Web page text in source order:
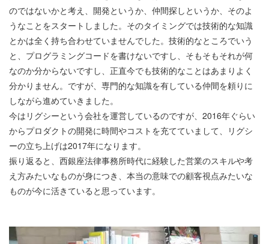
のではないかと考え、開発というか、仲間探しというか、そのよ
うなことをスタートしました。そのタイミングでは技術的な知識
とかは全く持ち合わせていませんでした。技術的なところでいう
と、プログラミングコードを書けないですし、そもそもそれが何
なのか分からないですし、正直今でも技術的なことはあまりよく
分かりません。ですが、専門的な知識を有している仲間を頼りに
しながら進めていきました。
今はリグシーという会社を運営しているのですが、2016年ぐらい
からプロダクトの開発に時間やコストを充てていまして、リグシ
ーの立ち上げは2017年になります。
振り返ると、西銀座法律事務所時代に経験した営業のスキルや考
え方みたいなものが身につき、本当の意味での顧客視点みたいな
ものが今に活きていると思っています。